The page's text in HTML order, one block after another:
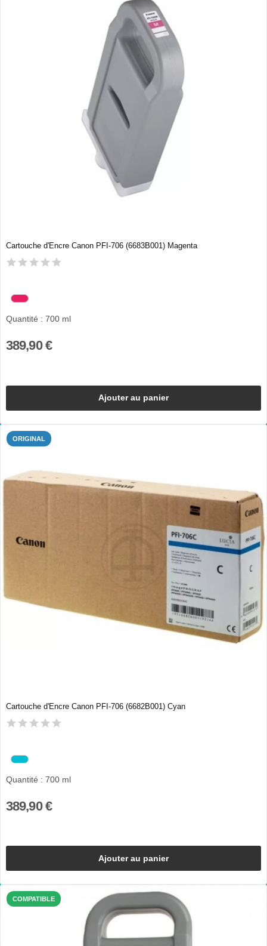
Cartouche d'Encre Canon PFI-706 (6683B001) Magenta
Quantité : 700 ml
389,90 €
Ajouter au panier
ORIGINAL
Cartouche d'Encre Canon PFI-706 (6682B001) Cyan
Quantité : 700 ml
389,90 €
Ajouter au panier
COMPATIBLE